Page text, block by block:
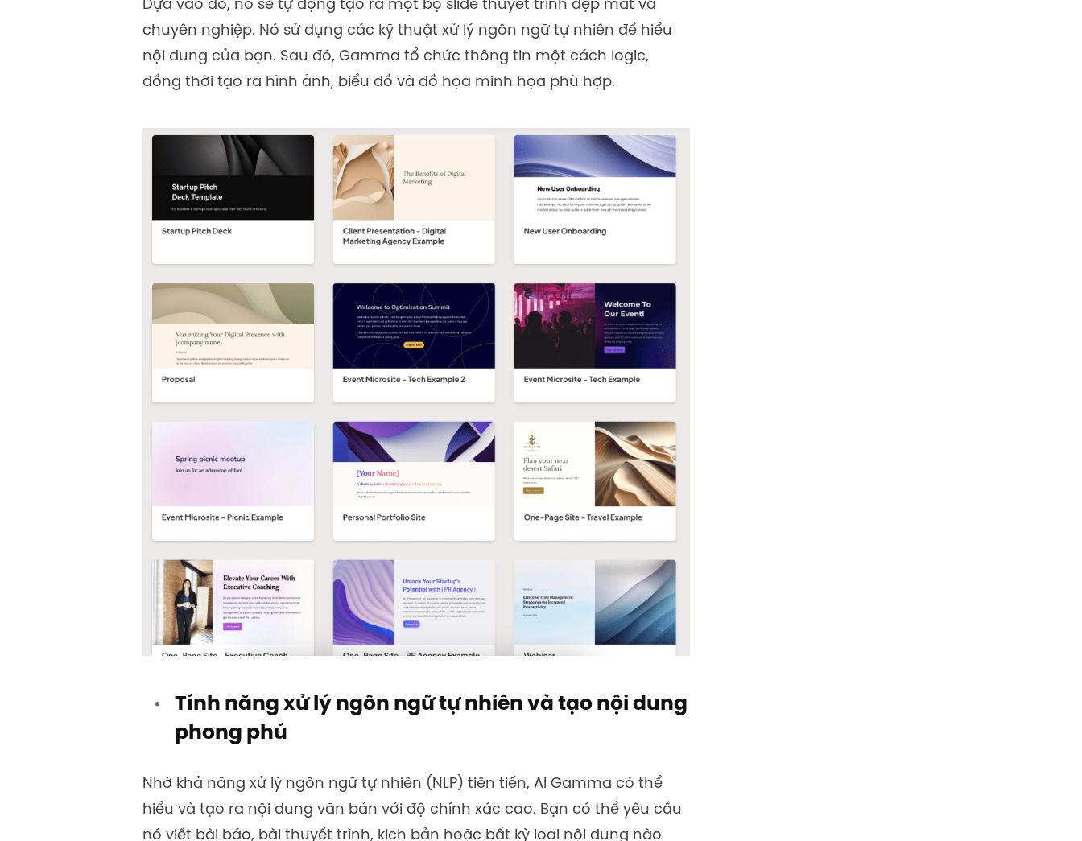
Dựa vào đó, nó sẽ tự động tạo ra một bộ slide thuyết trình đẹp mắt và
chuyên nghiệp. Nó sử dụng các kỹ thuật xử lý ngôn ngữ tự nhiên để hiểu
nội dung của bạn. Sau đó, Gamma tổ chức thông tin một cách logic,
đồng thời tạo ra hình ảnh, biểu đồ và đồ họa minh họa phù hợp.
Tính năng xử lý ngôn ngữ tự nhiên và tạo nội dung
phong phú
Nhờ khả năng xử lý ngôn ngữ tự nhiên (NLP) tiên tiến, AI Gamma có thể
hiểu và tạo ra nội dung văn bản với độ chính xác cao. Bạn có thể yêu cầu
nó viết bài báo, bài thuyết trình, kịch bản hoặc bất kỳ loại nội dung nào